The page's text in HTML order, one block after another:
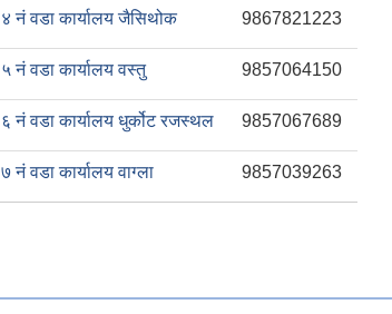
४ नं वडा कार्यालय जैसिथोक 9867821223
५ नं वडा कार्यालय वस्तु 9857064150
६ नं वडा कार्यालय धुर्कोट रजस्थल 9857067689
७ नं वडा कार्यालय वाग्ला 9857039263